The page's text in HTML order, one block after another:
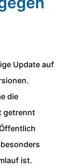
Update auf
die
getrennt
ist.